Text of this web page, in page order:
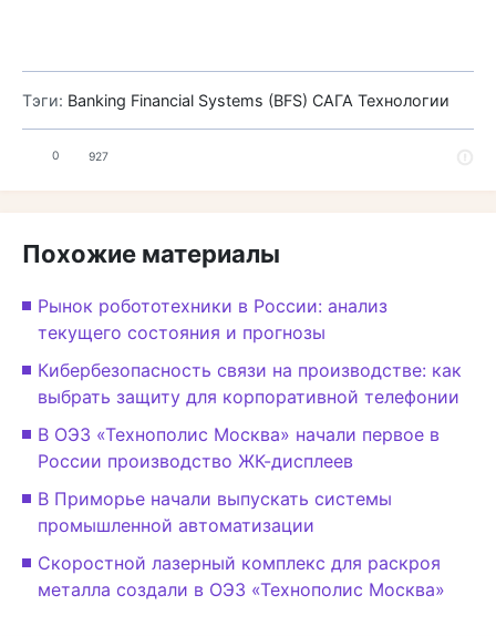
Тэги: Banking Financial Systems (BFS) САГА Технологии
0 927
Похожие материалы
Рынок робототехники в России: анализ
текущего состояния и прогнозы
Кибербезопасность связи на производстве: как
выбрать защиту для корпоративной телефонии
В ОЭЗ «Технополис Москва» начали первое в
России производство ЖК-дисплеев
В Приморье начали выпускать системы
промышленной автоматизации
Скоростной лазерный комплекс для раскроя
металла создали в ОЭЗ «Технополис Москва»